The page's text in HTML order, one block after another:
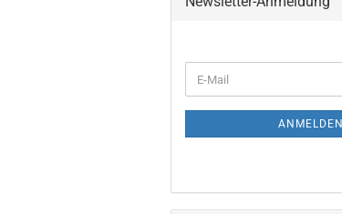
ZUR
E-
Mail
ANMELDEN